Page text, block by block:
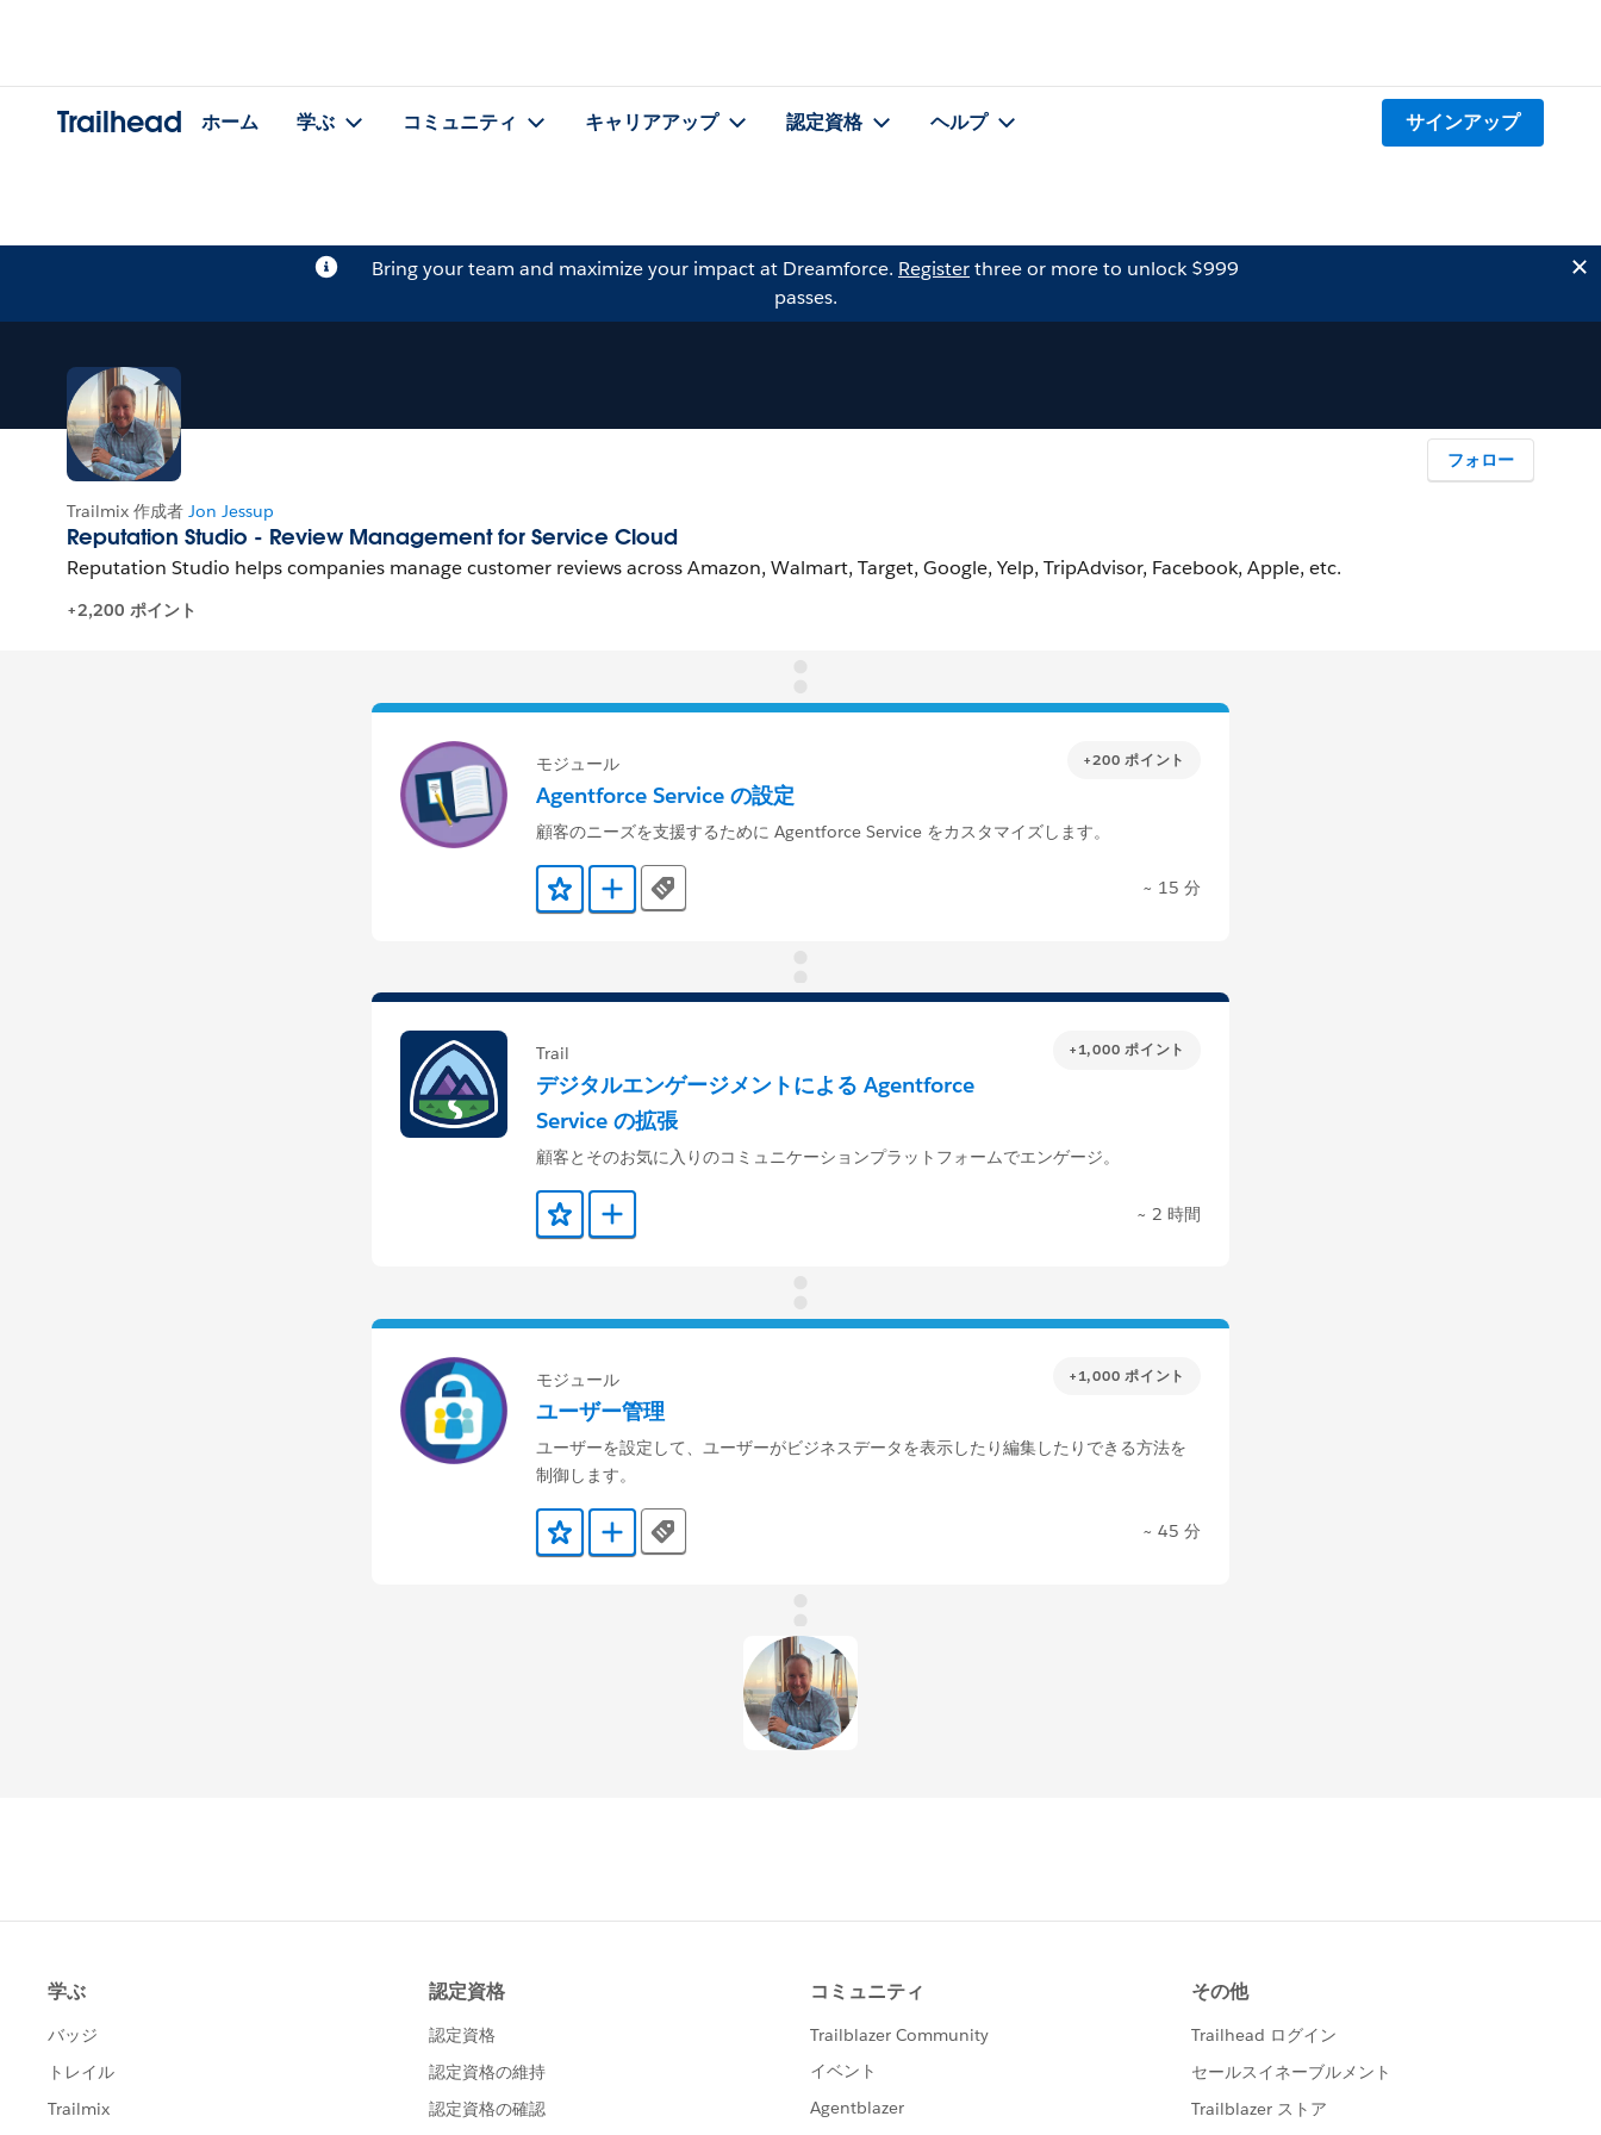
Trailhead ホーム 学ぶ コミュニティ キャリアアップ 認定資格 ヘルプ サインアップ
Bring your team and maximize your impact at Dreamforce. Registerthree or more to unlock $999
passes.
フォロー
+200 ポイント
モジュール
Agentforce Service の設定
顧客のニーズを支援するために Agentforce Service をカスタマイズします。
お気に入りに保存する
Trailmix に追加
Tags ~ 15 分
+1,000 ポイント
Trail
デジタルエンゲージメントによる Agentforce
Service の拡張
顧客とそのお気に入りのコミュニケーションプラットフォームでエンゲージ。
お気に入りに保存する
Trailmix に追加 ~ 2 時間
+1,000 ポイント
モジュール
ユーザー管理
ユーザーを設定して、ユーザーがビジネスデータを表示したり編集したりできる方法を
制御します。
お気に入りに保存する
Trailmix に追加
Tags ~ 45 分